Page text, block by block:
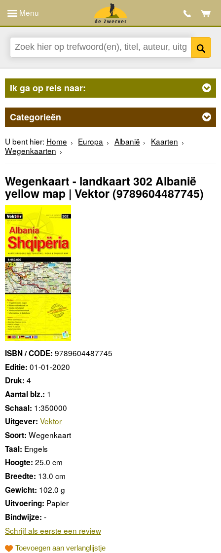
Menu
Ik ga op reis naar:
Categorieën
U bent hier: Home Europa Albanië
Kaarten
Wegenkaarten
Wegenkaart - landkaart 302 Albanië
yellow map | Vektor (9789604487745)
ISBN / CODE: 9789604487745
Editie: 01-01-2020
Druk: 4
Aantal blz.: 1
Schaal: 1:350000
Uitgever: Vektor
Soort: Wegenkaart
Taal: Engels
Hoogte: 25.0 cm
Breedte: 13.0 cm
Gewicht: 102.0 g
Uitvoering: Papier
Bindwijze: -
Schrijf als eerste een review
Toevoegen aan verlanglijstje